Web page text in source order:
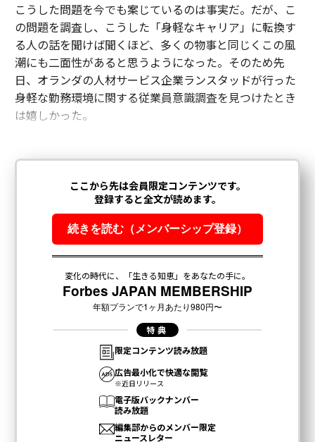
こうした問題を今でも案じているのは事実だ。だが、こ
の問題を調査し、こうした「身軽なキャリア」に転換す
る人の話を聞けば聞くほど、多くの物事と同じくこの風
潮にも二面性があると思うようになった。そのため先
日、オランダの人材サービス企業ランスタッドが行った
身軽な勤務環境に関する従業員意識調査を見つけたとき
は嬉しかった。